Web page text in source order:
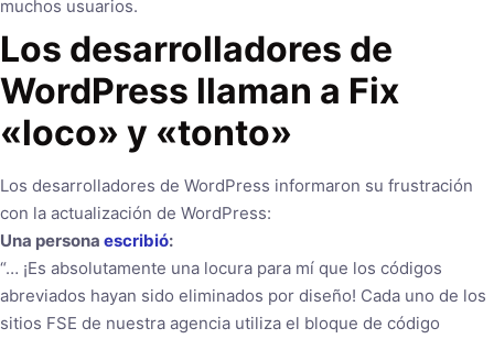
muchos usuarios.
Los desarrolladores de
WordPress llaman a Fix
«loco» y «tonto»
Los desarrolladores de WordPress informaron su frustración
con la actualización de WordPress:
Una persona escribió:
“… ¡Es absolutamente una locura para mí que los códigos
abreviados hayan sido eliminados por diseño! Cada uno de los
sitios FSE de nuestra agencia utiliza el bloque de código